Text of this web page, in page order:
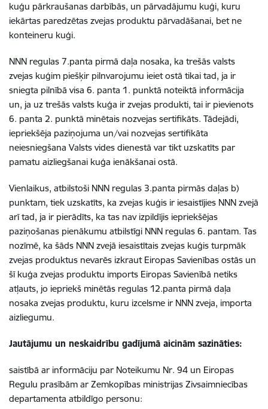
kuģu pārkraušanas darbībās, un pārvadājumu kuģi, kuru
iekārtas paredzētas zvejas produktu pārvadāšanai, bet ne
konteineru kuģi.
NNN regulas 7.panta pirmā daļa nosaka, ka trešās valsts
zvejas kuģim piešķir pilnvarojumu ieiet ostā tikai tad, ja ir
sniegta pilnībā visa 6. panta 1. punktā noteiktā informācija
un, ja uz trešās valsts kuģa ir zvejas produkti, tai ir pievienots
6. panta 2. punktā minētais nozvejas sertifikāts. Tādejādi,
iepriekšēja paziņojuma un/vai nozvejas sertifikāta
neiesniegšana Valsts vides dienestā var tikt uzskatīts par
pamatu aizliegšanai kuģa ienākšanai ostā.
Vienlaikus, atbilstoši NNN regulas 3.panta pirmās daļas b)
punktam, tiek uzskatīts, ka zvejas kuģis ir iesaistījies NNN zvejā
arī tad, ja ir pierādīts, ka tas nav izpildījis iepriekšējas
paziņošanas pienākumu atbilstīgi NNN regulas 6. pantam. Tas
nozīmē, ka šāds NNN zvejā iesaistītais zvejas kuģis turpmāk
zvejas produktus nevarēs izkraut Eiropas Savienības ostās un
šī kuģa zvejas produktu imports Eiropas Savienībā netiks
atļauts, jo iepriekš minētās regulas 12.panta pirmā daļa
nosaka zvejas produktu, kuru izcelsme ir NNN zveja, importa
aizliegumu.
Jautājumu un neskaidrību gadījumā aicinām sazināties:
saistībā ar informāciju par Noteikumu Nr. 94 un Eiropas
Regulu prasībām ar Zemkopības ministrijas Zivsaimniecības
departamenta atbildīgo personu: